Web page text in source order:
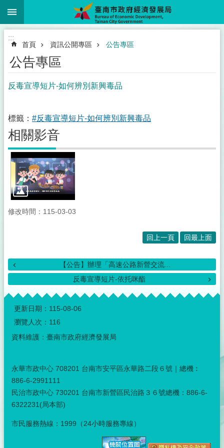
跳到主要內容區塊
:::
首頁 資訊公開專區 公告專區
公告專區
反毒宣導短片-如何辨別新興毒品
標籤： #反毒宣導短片-如何辨別新興毒品
相關影音
修改時間：115-03-03
回上一頁 回最上面
【公告】辦理「高速公路新營交流...
反毒宣導短片-依托咪酯
:::
更新日期： 115-08-06
瀏覽人次： 116
資料維護：臺南市政府經濟發展局
永華市政中心 708201 台南市安平區永華路二段６號｜總機︰
886-6-2991111
民治市政中心 730201 台南市新營區民治路３６號總機：886-6-
6322231(局本部)
市民服務熱線：1999（24小時服務專線）